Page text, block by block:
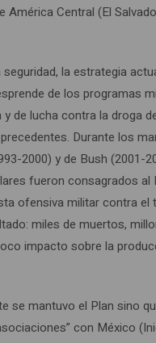
América Central (El
la estrategia
de los programas
de lucha contra la droga
Durante los
2000) y de Bush (2001-
fueron consagrados al
ofensiva militar contra el
miles de muertos,
impacto sobre la
se mantuvo el Plan sino
con México